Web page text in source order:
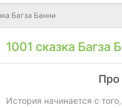
Багза Банни
1001 сказка Багза
Про
История начинается с